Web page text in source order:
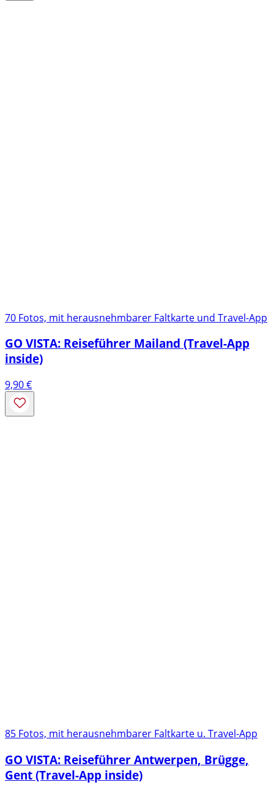
70 Fotos, mit herausnehmbarer Faltkarte und Travel-App
GO VISTA: Reiseführer Mailand (Travel-App
inside)
9,90€
85 Fotos, mit herausnehmbarer Faltkarte u. Travel-App
GO VISTA: Reiseführer Antwerpen, Brügge,
Gent (Travel-App inside)